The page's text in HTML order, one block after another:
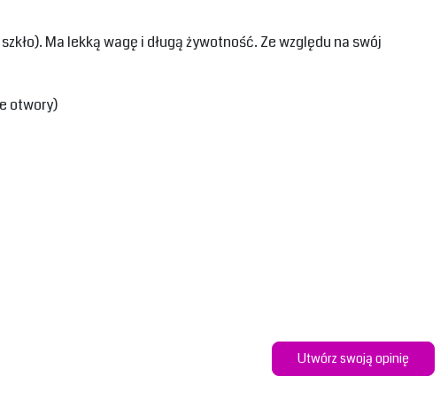
Ma lekką wagę i długą żywotność. Ze względu na swój
otwory)
Utwórz swoją opinię